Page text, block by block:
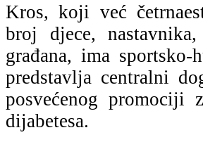
Kros, koji već
broj djece,
građana, ima
predstavlja centralni
posvećenog
dijabetesa.